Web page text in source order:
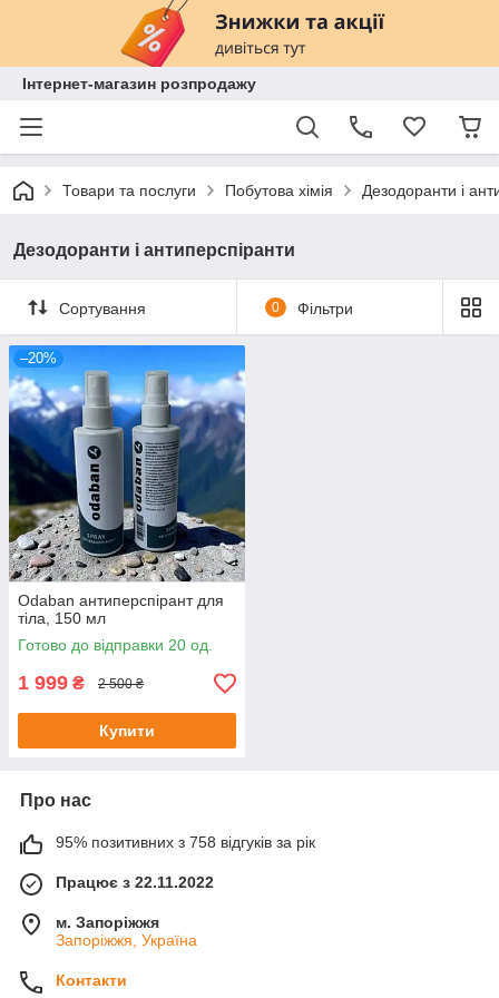
Інтернет-магазин розпродажу
Товари та послуги Побутова хімія Дезодоранти і
Дезодоранти і антиперспіранти
Сортування 0 Фільтри
–20%
Odaban антиперспірант для
тіла, 150 мл
Готово до відправки 20 од.
1 999 ₴ 2 500 ₴
Купити
Про нас
95% позитивних з 758 відгуків за рік
Працює з 22.11.2022
м. Запоріжжя
Запоріжжя, Україна
Контакти